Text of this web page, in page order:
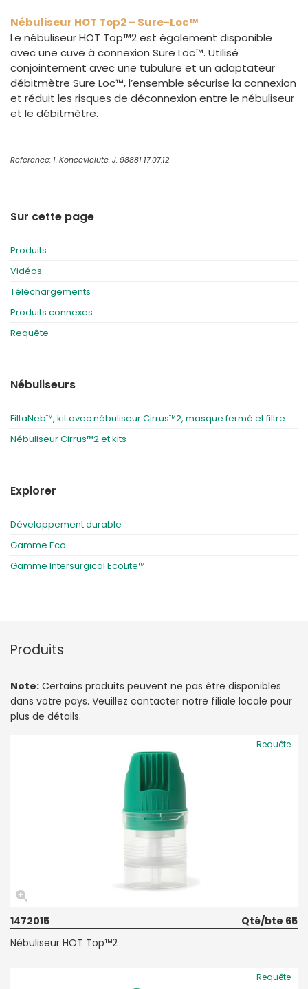
Nébuliseur HOT Top2 – Sure-Loc™
Le nébuliseur HOT Top™2 est également disponible
avec une cuve à connexion Sure Loc™. Utilisé
conjointement avec une tubulure et un adaptateur
débitmètre Sure Loc™, l’ensemble sécurise la connexion
et réduit les risques de déconnexion entre le nébuliseur
et le débitmètre.
Reference: 1. Konceviciute. J. 98881 17.07.12
Sur cette page
Produits
Vidéos
Téléchargements
Produits connexes
Requête
Nébuliseurs
FiltaNeb™, kit avec nébuliseur Cirrus™2, masque fermé et filtre
Nébuliseur Cirrus™2 et kits
Explorer
Développement durable
Gamme Eco
Gamme Intersurgical EcoLite™
Produits
Note: Certains produits peuvent ne pas être disponibles
dans votre pays. Veuillez contacter notre filiale locale pour
plus de détails.
Requête
1472015
Qté/bte 65
Nébuliseur HOT Top™2
Requête